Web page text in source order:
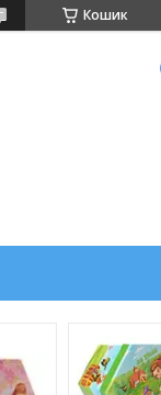
Кошик